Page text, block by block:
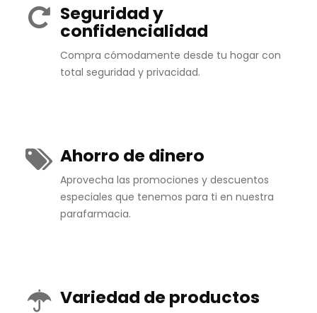
Seguridad y
confidencialidad
Compra cómodamente desde tu hogar con
total seguridad y privacidad.
Ahorro de dinero
Aprovecha las promociones y descuentos
especiales que tenemos para ti en nuestra
parafarmacia.
Variedad de productos